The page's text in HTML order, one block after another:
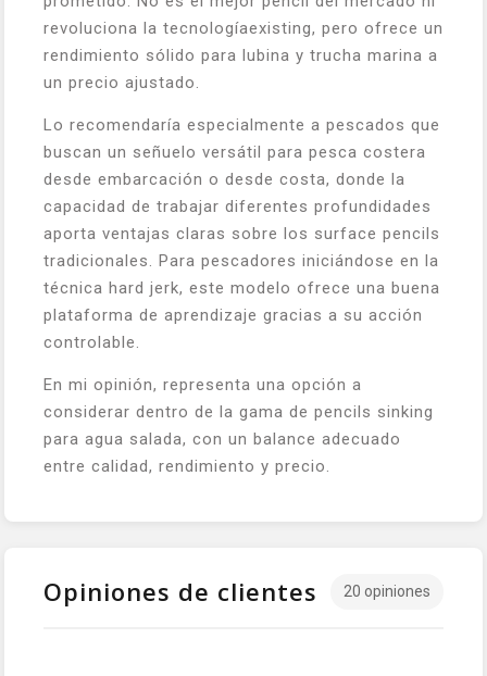
revoluciona la tecnologíaexisting, pero ofrece un
rendimiento sólido para lubina y trucha marina a
un precio ajustado.
Lo recomendaría especialmente a pescados que
buscan un señuelo versátil para pesca costera
desde embarcación o desde costa, donde la
capacidad de trabajar diferentes profundidades
aporta ventajas claras sobre los surface pencils
tradicionales. Para pescadores iniciándose en la
técnica hard jerk, este modelo ofrece una buena
plataforma de aprendizaje gracias a su acción
controlable.
En mi opinión, representa una opción a
considerar dentro de la gama de pencils sinking
para agua salada, con un balance adecuado
entre calidad, rendimiento y precio.
Opiniones de clientes 20 opiniones